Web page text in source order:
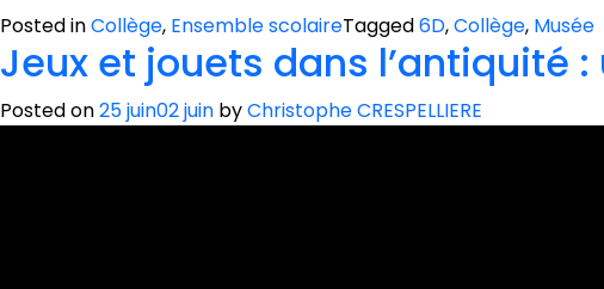
Posted inCollège, Ensemble scolaireTagged6D,Collège, Musée
Jeux et jouets dans l’antiquité
Posted on25 juin02 juin byChristophe CRESPELLIERE